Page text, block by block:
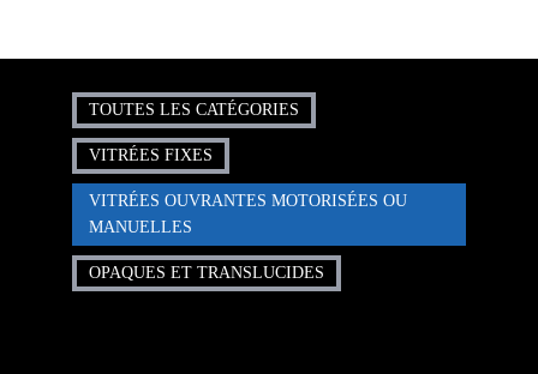
TOUTES LES CATÉGORIES
VITRÉES FIXES
VITRÉES OUVRANTES MOTORISÉES OU
MANUELLES
OPAQUES ET TRANSLUCIDES